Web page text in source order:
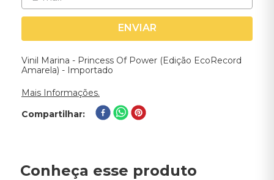
ENVIAR
Vinil Marina - Princess Of Power (Edição EcoRecord
Amarela) - Importado
Mais Informações.
Compartilhar
Conheça esse produto